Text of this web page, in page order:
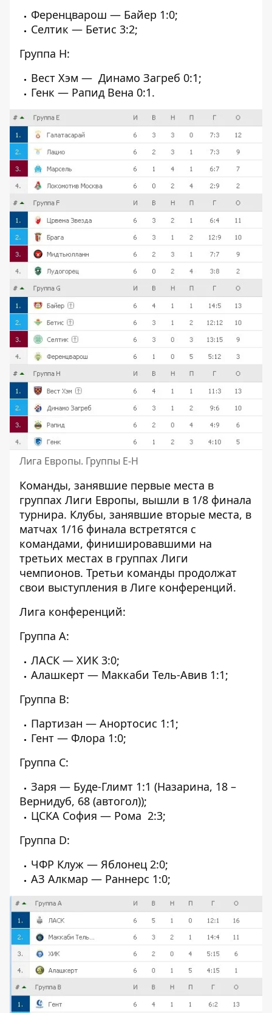
Ференцварош — Байер 1:0;
Селтик — Бетис 3:2;
Группа H:
Вест Хэм — Динамо Загреб 0:1;
Генк — Рапид Вена 0:1.
Лига Европы. Группы Е-Н
Команды, занявшие первые места в
группах Лиги Европы, вышли в 1/8 финала
турнира. Клубы, занявшие вторые места, в
матчах 1/16 финала встретятся с
командами, финишировавшими на
третьих местах в группах Лиги
чемпионов. Третьи команды продолжат
свои выступления в Лиге конференций.
Лига конференций:
Группа А:
ЛАСК — ХИК 3:0;
Алашкерт — Маккаби Тель-Авив 1:1;
Группа В:
Партизан — Анортосис 1:1;
Гент — Флора 1:0;
Группа С:
Заря — Буде-Глимт 1:1 (Назарина, 18 –
Вернидуб, 68 (автогол));
ЦСКА София — Рома 2:3;
Группа D:
ЧФР Клуж — Яблонец 2:0;
АЗ Алкмар — Раннерс 1:0;